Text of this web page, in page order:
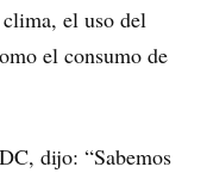
el uso del
el consumo de
dijo: “Sabemos